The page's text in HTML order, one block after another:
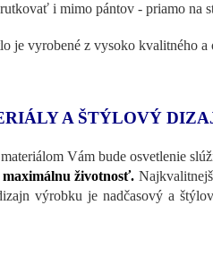
i mimo pántov - priamo na
je vyrobené z vysoko kvalitného
A ŠTÝLOVÝ
Vám bude osvetlenie
maximálnu životnosť.
výrobku je nadčasový a